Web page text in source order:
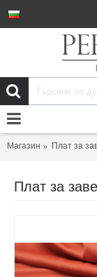
Магазин Плат за
Плат за